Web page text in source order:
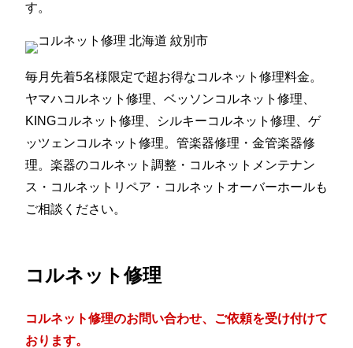
す。
毎月先着5名様限定で超お得なコルネット修理料金。
ヤマハコルネット修理、ベッソンコルネット修理、
KINGコルネット修理、シルキーコルネット修理、ゲ
ッツェンコルネット修理。管楽器修理・金管楽器修
理。楽器のコルネット調整・コルネットメンテナン
ス・コルネットリペア・コルネットオーバーホールも
ご相談ください。
コルネット修理
コルネット修理のお問い合わせ、ご依頼を受け付けて
おります。